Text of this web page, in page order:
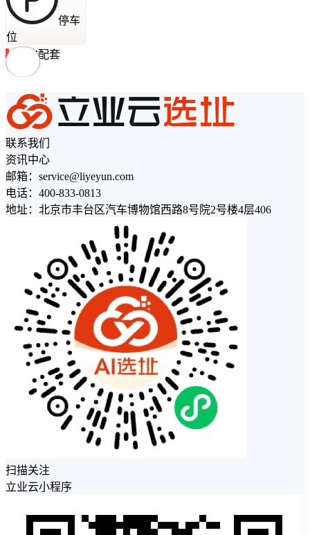
停车
位
周边配套
联系我们
资讯中心
邮箱：service@liyeyun.com
电话：400-833-0813
地址：北京市丰台区汽车博物馆西路8号院2号楼4层406
扫描关注
立业云小程序